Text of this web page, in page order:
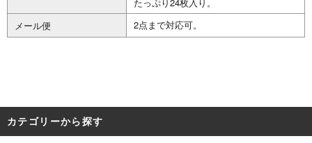
たっぷり24枚入り。
メール便
2点まで対応可。
カテゴリーから探す